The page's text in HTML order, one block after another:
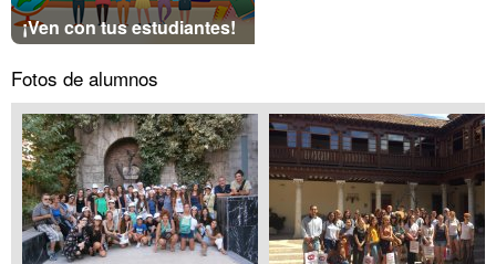
¡Ven con tus estudiantes!
Fotos de alumnos